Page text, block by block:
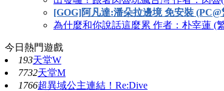
[GOG]阿凡達:潘朵拉邊境 免安裝 (PC@
為什麼和你說話這麼累 作者：朴宰蓮 (
今日熱門遊戲
193天堂W
7732天堂M
1766超異域公主連結！Re:Dive